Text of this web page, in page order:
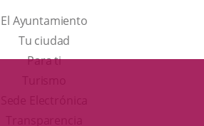
El Ayuntamiento
Tu ciudad
Para ti